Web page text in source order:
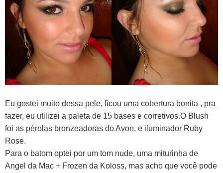
Eu gostei muito dessa pele, ficou uma cobertura bonita , pra
fazer, eu utilizei a paleta de 15 bases e corretivos.O Blush
foi as pérolas bronzeadoras do Avon, e iluminador Ruby
Rose.
Para o batom optei por um tom nude, uma miturinha de
Angel da Mac + Frozen da Koloss, mas acho que você pode